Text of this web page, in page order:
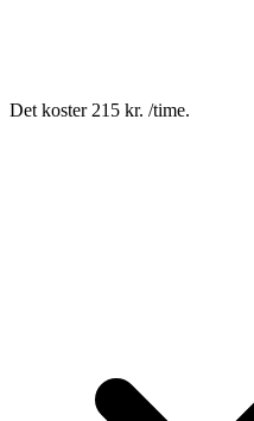
Det koster 215 kr. /time.